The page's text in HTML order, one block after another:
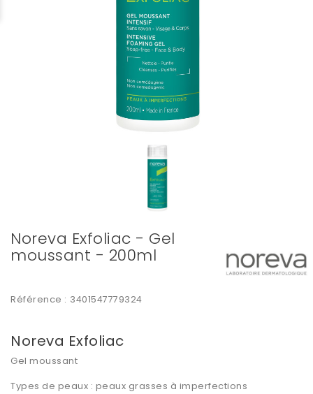
Noreva Exfoliac - Gel
moussant - 200ml
Référence : 3401547779324
Noreva Exfoliac
Gel moussant
Types de peaux : peaux grasses à imperfections